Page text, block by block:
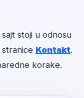
stoji u odnosu
Kontakt.
korake.